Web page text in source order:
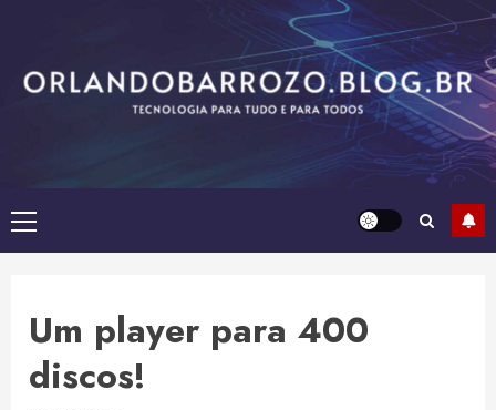
content
Primary
Menu
Um player para 400
discos!